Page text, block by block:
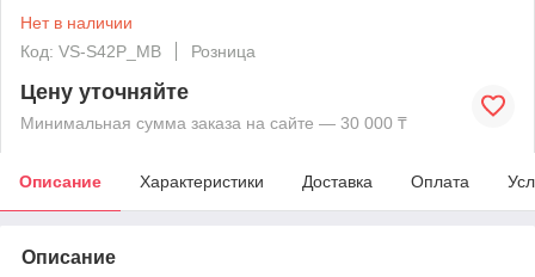
Нет в наличии
Код: VS-S42P_MB
Розница
Цену уточняйте
Минимальная сумма заказа на сайте — 30 000 ₸
Описание Характеристики Доставка Оплата
Описание